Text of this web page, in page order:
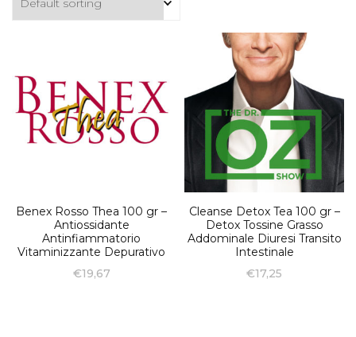
Benex Rosso Thea 100 gr –
Antiossidante
Antinfiammatorio
Vitaminizzante Depurativo
€19,67
Cleanse Detox Tea 100 gr –
Detox Tossine Grasso
Addominale Diuresi Transito
Intestinale
€17,25